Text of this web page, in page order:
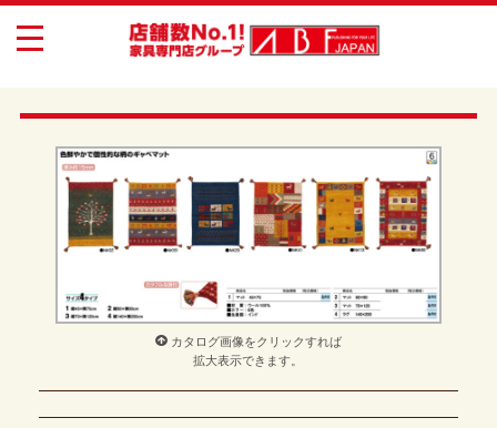
toggle
navigation
カタログ画像をクリックすれば
拡大表示できます。